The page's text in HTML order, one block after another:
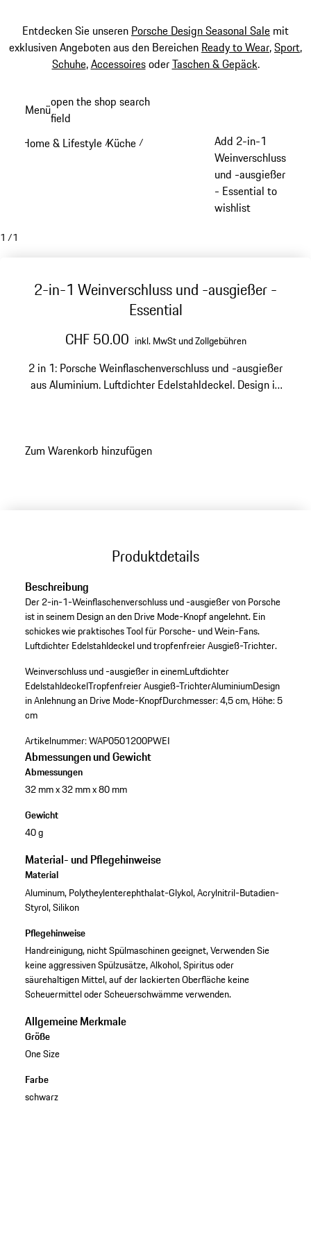
Entdecken Sie unseren Porsche Design Seasonal Sale mit
exklusiven Angeboten aus den Bereichen Ready to Wear,Sport,
Schuhe,AccessoiresoderTaschen & Gepäck.
Hauptinhalt
Menüopen the shop search
field
Home & Lifestyle /Küche /
Add 2-in-1
Weinverschluss
und -ausgießer
- Essential to
wishlist
1 /1
2-in-1 Weinverschluss und -ausgießer -
Essential
CHF 50.00 inkl. MwSt und Zollgebühren
2 in 1: Porsche Weinflaschenverschluss und -ausgießer
aus Aluminium. Luftdichter Edelstahldeckel. Design in
Zum Warenkorb hinzufügen
Produktdetails
Beschreibung
Der 2-in-1-Weinflaschenverschluss und -ausgießer von Porsche
ist in seinem Design an den Drive Mode-Knopf angelehnt. Ein
schickes wie praktisches Tool für Porsche- und Wein-Fans.
Luftdichter Edelstahldeckel und tropfenfreier Ausgieß-Trichter.
Weinverschluss und -ausgießer in einemLuftdichter
EdelstahldeckelTropfenfreier Ausgieß-TrichterAluminiumDesign
in Anlehnung an Drive Mode-KnopfDurchmesser: 4,5 cm, Höhe: 5
cm
Artikelnummer:WAP0501200PWEI
Abmessungen und Gewicht
Abmessungen
32 mm x 32 mm x 80 mm
Gewicht
40 g
Material- und Pflegehinweise
Material
Aluminum, Polytheylenterephthalat-Glykol, Acrylnitril-Butadien-
Styrol, Silikon
Pflegehinweise
Handreinigung, nicht Spülmaschinen geeignet, Verwenden Sie
keine aggressiven Spülzusätze, Alkohol, Spiritus oder
säurehaltigen Mittel, auf der lackierten Oberfläche keine
Scheuermittel oder Scheuerschwämme verwenden.
Allgemeine Merkmale
Größe
One Size
Farbe
schwarz